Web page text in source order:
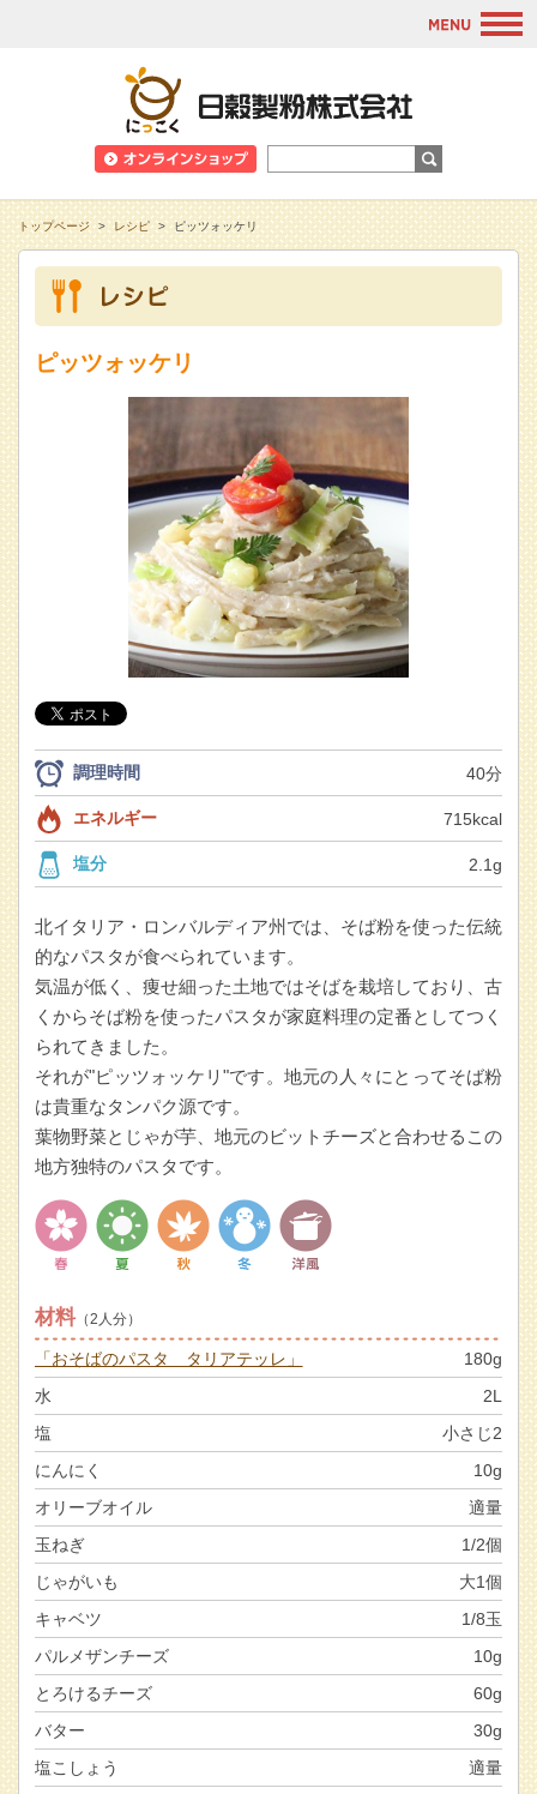
トップページ > レシピ > ピッツォッケリ
ピッツォッケリ
調理時間 40分
エネルギー 715kcal
塩分 2.1g
北イタリア・ロンバルディア州では、そば粉を使った伝統
的なパスタが食べられています。
気温が低く、痩せ細った土地ではそばを栽培しており、古
くからそば粉を使ったパスタが家庭料理の定番としてつく
られてきました。
それが"ピッツォッケリ"です。地元の人々にとってそば粉
は貴重なタンパク源です。
葉物野菜とじゃが芋、地元のビットチーズと合わせるこの
地方独特のパスタです。
材料（2人分）
「おそばのパスタ タリアテッレ」
180g
水
2L
塩
小さじ2
にんにく
10g
オリーブオイル
適量
玉ねぎ
1/2個
じゃがいも
大1個
キャベツ
1/8玉
パルメザンチーズ
10g
とろけるチーズ
60g
バター
30g
塩こしょう
適量